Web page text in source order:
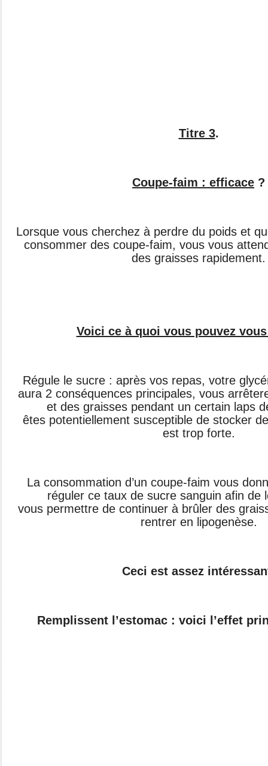
Titre 3.
Coupe-faim : efficace ?
Lorsque vous cherchez à perdre du poids et
consommer des coupe-faim, vous vous
des graisses rapidement.
Voici ce à quoi vous pouvez
Régule le sucre : après vos repas, votre
aura 2 conséquences principales, vous
et des graisses pendant un certain laps
êtes potentiellement susceptible de stocker
est trop forte.
La consommation d’un coupe-faim vous
réguler ce taux de sucre sanguin afin de
vous permettre de continuer à brûler des
rentrer en lipogenèse.
Ceci est assez
Remplissent l’estomac : voici l’effet